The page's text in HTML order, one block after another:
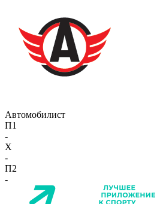
Автомобилист
П1
-
X
-
П2
-